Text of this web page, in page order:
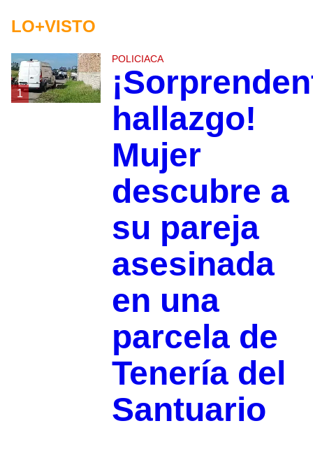
LO+VISTO
1
POLICIACA
hallazgo!
Mujer
descubre a
su pareja
asesinada
en una
parcela de
Tenería del
Santuario